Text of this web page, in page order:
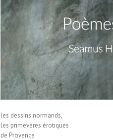
les dessins normands,
les primevères érotiques
de Provence